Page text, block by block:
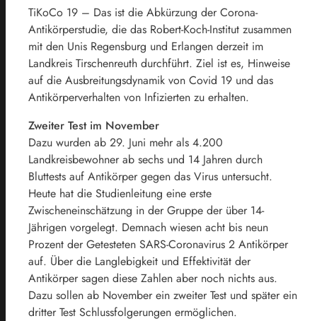
TiKoCo 19 – Das ist die Abkürzung der Corona-
Antikörperstudie, die das Robert-Koch-Institut zusammen
mit den Unis Regensburg und Erlangen derzeit im
Landkreis Tirschenreuth durchführt. Ziel ist es, Hinweise
auf die Ausbreitungsdynamik von Covid 19 und das
Antikörperverhalten von Infizierten zu erhalten.
Zweiter Test im November
Dazu wurden ab 29. Juni mehr als 4.200
Landkreisbewohner ab sechs und 14 Jahren durch
Bluttests auf Antikörper gegen das Virus untersucht.
Heute hat die Studienleitung eine erste
Zwischeneinschätzung in der Gruppe der über 14-
Jährigen vorgelegt. Demnach wiesen acht bis neun
Prozent der Getesteten SARS-Coronavirus 2 Antikörper
auf. Über die Langlebigkeit und Effektivität der
Antikörper sagen diese Zahlen aber noch nichts aus.
Dazu sollen ab November ein zweiter Test und später ein
dritter Test Schlussfolgerungen ermöglichen.